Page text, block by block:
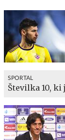
SPORTAL
Številka 10,